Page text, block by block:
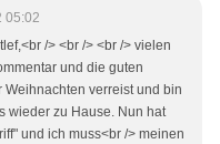
05:02
/> <br /> <br /> vielen
und die guten
Weihnachten verreist und bin
wieder zu Hause. Nun hat
und ich muss<br /> meinen